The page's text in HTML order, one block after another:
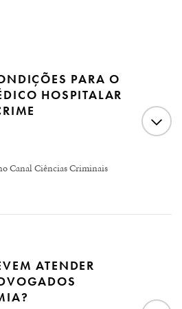
PARA O
HOSPITALAR
Canal Ciências Criminais
é uma manifestação dos
o respeito aos médicos,
da saúde é essencial, mais
aos pacientes deve ser a mais
ATENDER